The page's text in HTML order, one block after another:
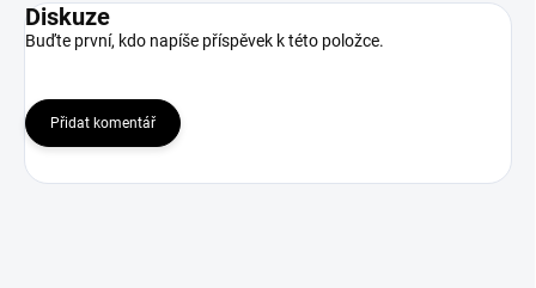
Diskuze
Buďte první, kdo napíše příspěvek k této položce.
Přidat komentář